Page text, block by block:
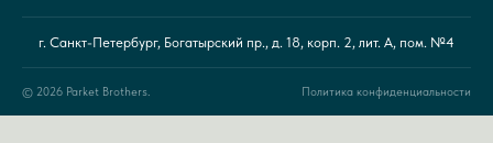
г. Санкт-Петербург, Богатырский пр., д. 18, корп. 2, лит. А, пом. №4
© 2026 Parket Brothers. Политика конфиденциальности